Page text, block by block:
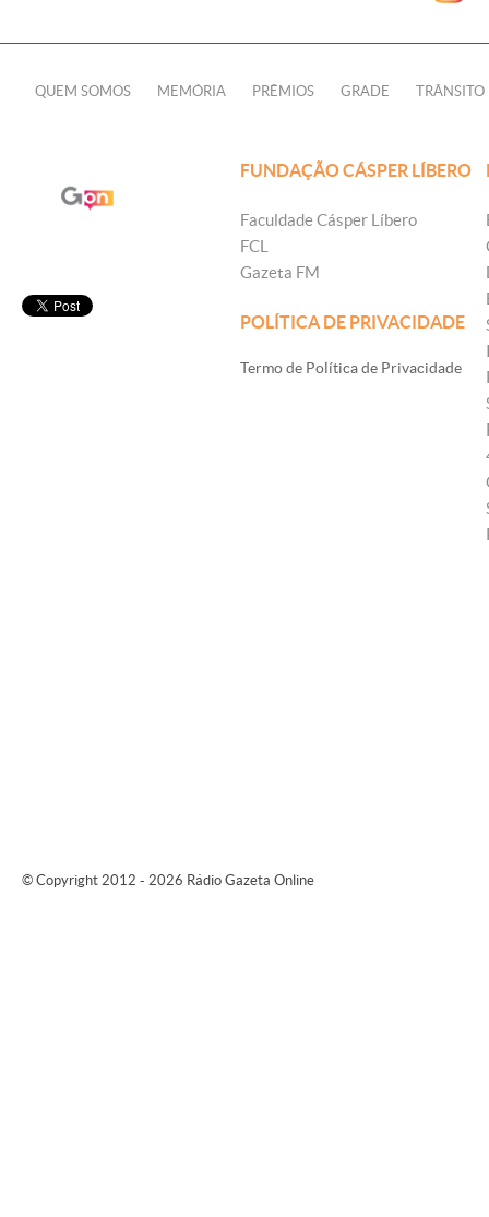
QUEM SOMOS MEMÓRIA PRÊMIOS GRADE TRÂNSITO
FUNDAÇÃO CÁSPER LÍBERO
Faculdade Cásper Líbero
FCL
Gazeta FM
POLÍTICA DE PRIVACIDADE
Termo de Política de Privacidade
© Copyright 2012 - 2026 Rádio Gazeta Online